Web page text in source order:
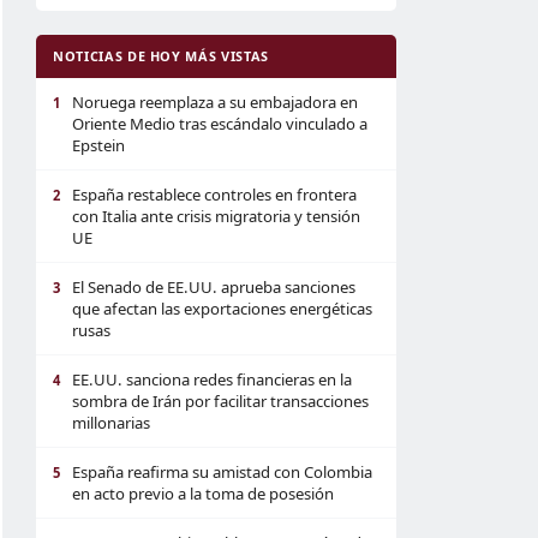
NOTICIAS DE HOY MÁS VISTAS
1
Noruega reemplaza a su embajadora en
Oriente Medio tras escándalo vinculado a
Epstein
2
España restablece controles en frontera
con Italia ante crisis migratoria y tensión
UE
3
El Senado de EE.UU. aprueba sanciones
que afectan las exportaciones energéticas
rusas
4
EE.UU. sanciona redes financieras en la
sombra de Irán por facilitar transacciones
millonarias
5
España reafirma su amistad con Colombia
en acto previo a la toma de posesión